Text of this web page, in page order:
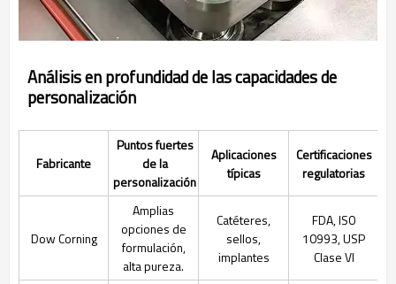
Análisis en profundidad de las capacidades de
personalización
Fabricante
Puntos fuertes
de la
personalización
Aplicaciones
típicas
Certificaciones
regulatorias
Dow Corning
Amplias
opciones de
formulación,
alta pureza.
Catéteres,
sellos,
implantes
FDA, ISO
10993, USP
Clase VI